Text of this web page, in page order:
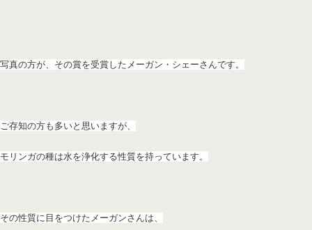
写真の方が、その賞を受賞したメーガン・シェーさんです。
ご存知の方も多いと思いますが、
モリンガの種は水を浄化する性質を持っています。
その性質に目をつけたメーガンさんは、